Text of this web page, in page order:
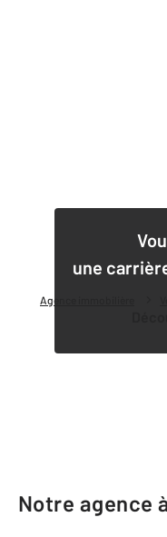
Agence immobilière
une
Notre agence